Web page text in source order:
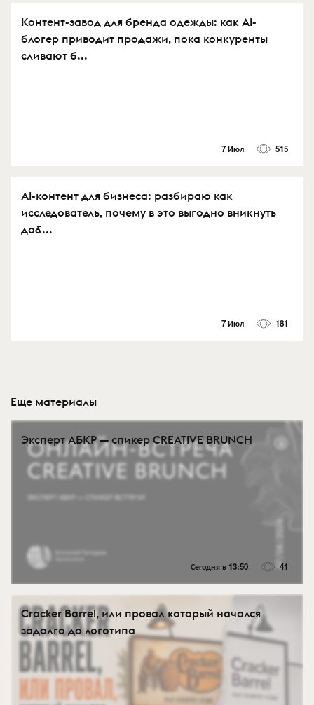
Контент-завод для бренда одежды: как AI-
блогер приводит продажи, пока конкуренты
сливают б...
7 Июл 515
AI-контент для бизнеса: разбираю как
исследователь, почему в это выгодно вникнуть
до&...
7 Июл 181
Еще материалы
Эксперт АБКР — спикер CREATIVE BRUNCH
Сегодня в 13:50 41
Cracker Barrel, или провал который начался
задолго до логотипа